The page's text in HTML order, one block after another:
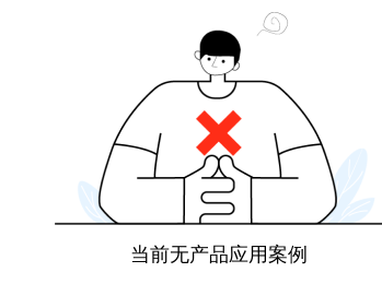
当前无产品应用案例